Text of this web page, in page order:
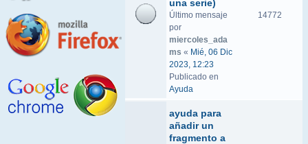
una serie)
Último mensaje
por
miercoles_ada
ms « Mié, 06 Dic
2023, 12:23
Publicado en
Ayuda
14772
ayuda para
añadir un
fragmento a